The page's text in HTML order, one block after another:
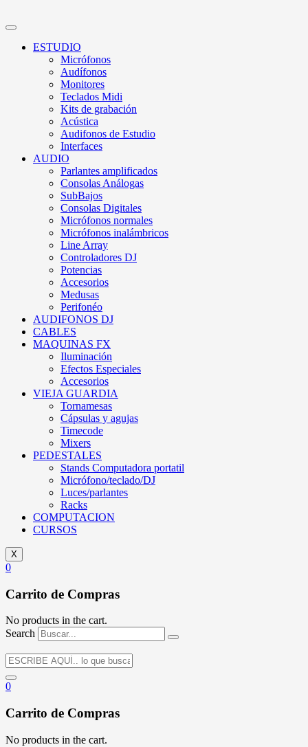
ESTUDIO
Micrófonos
Audífonos
Monitores
Teclados Midi
Kits de grabación
Acústica
Audifonos de Estudio
Interfaces
AUDIO
Parlantes amplificados
Consolas Análogas
SubBajos
Consolas Digitales
Micrófonos normales
Micrófonos inalámbricos
Line Array
Controladores DJ
Potencias
Accesorios
Medusas
Perifonéo
AUDIFONOS DJ
CABLES
MAQUINAS FX
Iluminación
Efectos Especiales
Accesorios
VIEJA GUARDIA
Tornamesas
Cápsulas y agujas
Timecode
Mixers
PEDESTALES
Stands Computadora portatil
Micrófono/teclado/DJ
Luces/parlantes
Racks
COMPUTACION
CURSOS
X
0
Carrito de Compras
No products in the cart.
Search
0
Carrito de Compras
No products in the cart.